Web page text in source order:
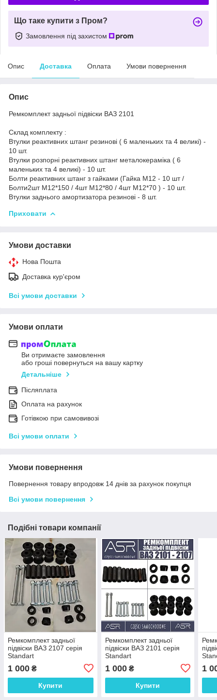
Що таке купити з Пром?
Замовлення під захистом
Опис Доставка Оплата Умови повернення
Опис
Ремкомплект задньої підвіски ВАЗ 2101
Склад комплекту :
Втулки реактивних штанг резинові ( 6 маленьких та 4 великі) -
10 шт.
Втулки розпорні реактивних штанг металокераміка ( 6
маленьких та 4 великі) - 10 шт.
Болти реактивних штанг з гайками (Гайка М12 - 10 шт /
Болти2шт М12*150 / 4шт М12*80 / 4шт М12*70 ) - 10 шт.
Втулки заднього амортизатора резинові - 8 шт.
Приховати
Умови доставки
Нова Пошта
Доставка кур'єром
Всі умови доставки
Умови оплати
Ви отримаєте замовлення
або гроші повернуться на вашу картку
Детальніше
Післяплата
Оплата на рахунок
Готівкою при самовивозі
Всі умови оплати
Умови повернення
Повернення товару впродовж 14 днів за рахунок покупця
Всі умови повернення
Подібні товари компанії
Ремкомплект задньої
підвіски ВАЗ 2107 серія
Standart
1 000 ₴
Купити
Ремкомплект задньої
підвіски ВАЗ 2101 серія
Standart
1 000₴
Купити
1